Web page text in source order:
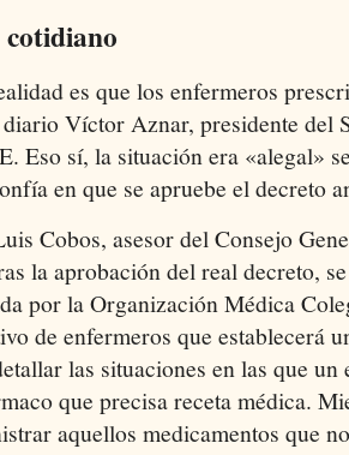
es que los enfermeros
diario Víctor Aznar, presidente del
Eso sí, la situación era «alegal»
en que se apruebe el decreto
Cobos, asesor del Consejo
la aprobación del real decreto,
por la Organización Médica
de enfermeros que establecerá
las situaciones en las que
que precisa receta médica.
aquellos medicamentos que